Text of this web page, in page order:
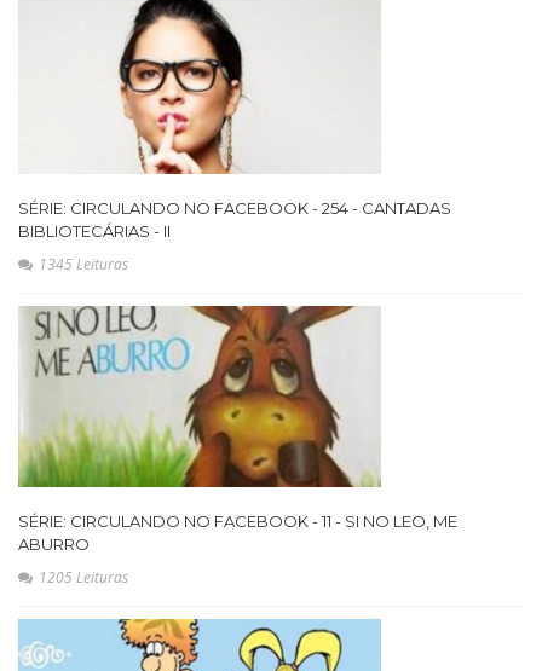
SÉRIE: CIRCULANDO NO FACEBOOK - 254 - CANTADAS
BIBLIOTECÁRIAS - II
1345 Leituras
SÉRIE: CIRCULANDO NO FACEBOOK - 11 - SI NO LEO, ME
ABURRO
1205 Leituras